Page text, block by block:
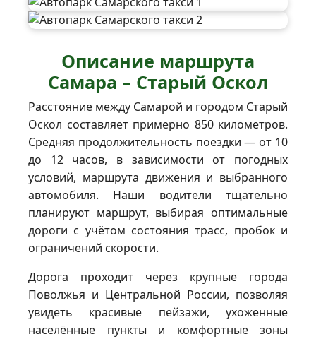
Описание маршрута
Самара – Старый Оскол
Расстояние между Самарой и городом Старый
Оскол составляет примерно 850 километров.
Средняя продолжительность поездки — от 10
до 12 часов, в зависимости от погодных
условий, маршрута движения и выбранного
автомобиля. Наши водители тщательно
планируют маршрут, выбирая оптимальные
дороги с учётом состояния трасс, пробок и
ограничений скорости.
Дорога проходит через крупные города
Поволжья и Центральной России, позволяя
увидеть красивые пейзажи, ухоженные
населённые пункты и комфортные зоны